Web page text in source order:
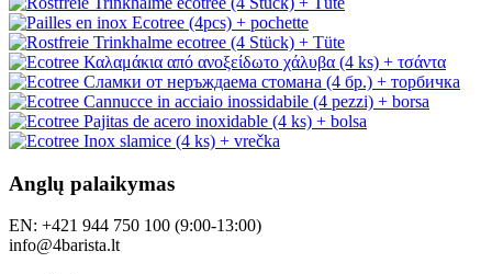
Anglų palaikymas
EN: +421 944 750 100 (9:00-13:00)
info@4barista.lt